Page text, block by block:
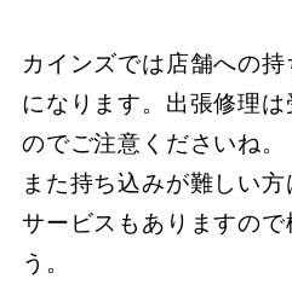
カインズでは店舗への
になります。出張修理
のでご注意くださいね。
また持ち込みが難しい
サービスもありますので
う。